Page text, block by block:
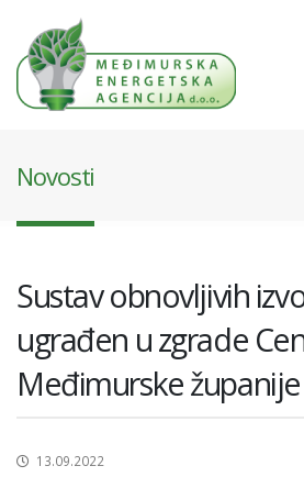
Novosti
Sustav obnovljivih
ugrađen u zgrade
Međimurske županije
13.09.2022